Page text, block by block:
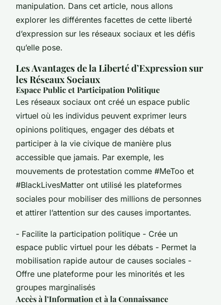
manipulation. Dans cet article, nous allons
explorer les différentes facettes de cette liberté
d’expression sur les réseaux sociaux et les défis
qu’elle pose.
Les Avantages de la Liberté d’Expression sur
les Réseaux Sociaux
Espace Public et Participation Politique
Les réseaux sociaux ont créé un espace public
virtuel où les individus peuvent exprimer leurs
opinions politiques, engager des débats et
participer à la vie civique de manière plus
accessible que jamais. Par exemple, les
mouvements de protestation comme #MeToo et
#BlackLivesMatter ont utilisé les plateformes
sociales pour mobiliser des millions de personnes
et attirer l’attention sur des causes importantes.
- Facilite la participation politique - Crée un
espace public virtuel pour les débats - Permet la
mobilisation rapide autour de causes sociales -
Offre une plateforme pour les minorités et les
groupes marginalisés
Accès à l’Information et à la Connaissance